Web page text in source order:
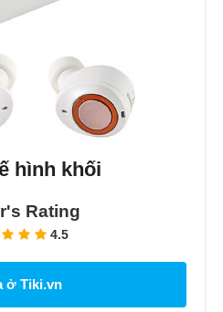
hình khối
Rating
4.5
ở Tiki.vn